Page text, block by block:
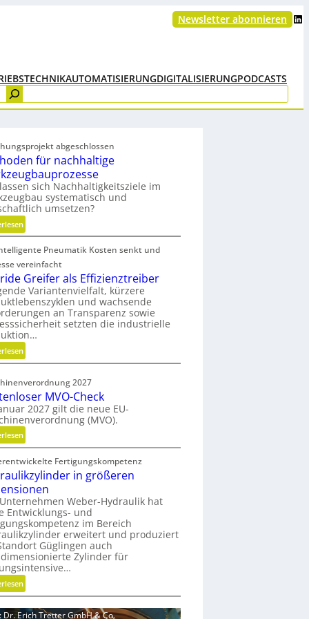
Newsletter abonnieren LinkedIn
AUTOMATISIERUNGDIGITALISIERUNGPODCASTS
abgeschlossen
für nachhaltige
sich Nachhaltigkeitsziele im
systematisch und
umsetzen?
:
M
e
t
h
o
d
e
n
f
ü
r
n
a
c
h
h
a
l
t
i
g
e
W
e
r
k
z
e
Pneumatik Kosten senkt und
vereinfacht
Greifer als Effizienztreiber
Variantenvielfalt, kürzere
und wachsende
an Transparenz sowie
setzten die industrielle
:
H
r
d
e
e
i
f
e
r
a
l
s
E
ff
i
2027
MVO-Check
2027 gilt die neue EU-
(MVO).
:
K
o
s
t
e
n
l
o
s
e
r
M
Fertigungskompetenz
in größeren
Weber-Hydraulik hat
Entwicklungs- und
im Bereich
erweitert und produziert
Güglingen auch
Zylinder für
:
H
y
Dr. Erich Tretter GmbH & Co.